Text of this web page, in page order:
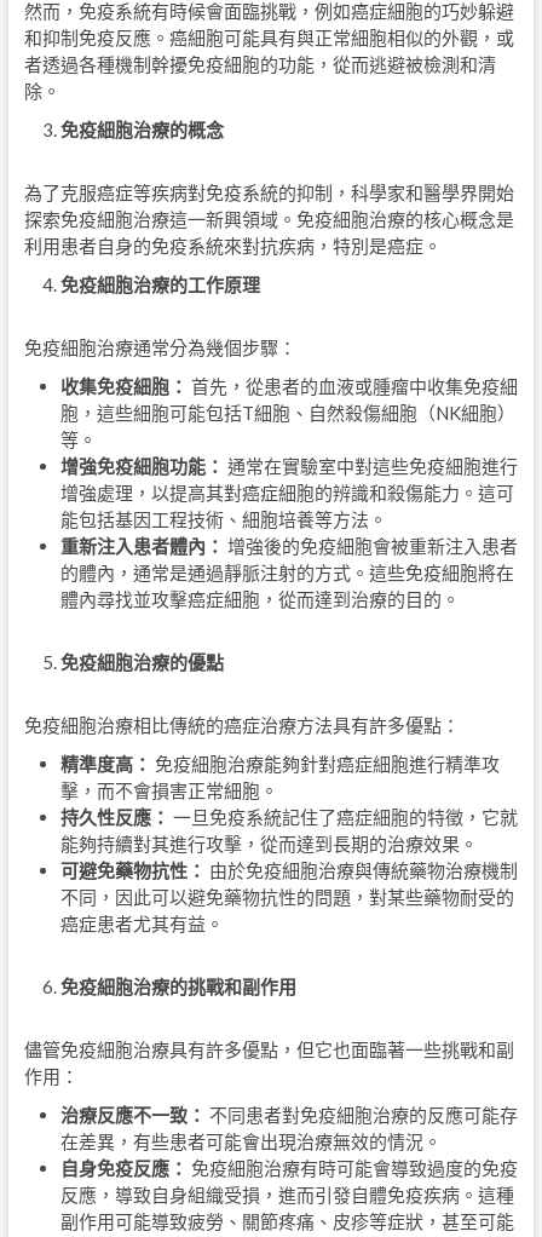
然而，免疫系統有時候會面臨挑戰，例如癌症細胞的巧妙躲避
和抑制免疫反應。癌細胞可能具有與正常細胞相似的外觀，或
者透過各種機制幹擾免疫細胞的功能，從而逃避被檢測和清
除。
免疫細胞治療的概念
為了克服癌症等疾病對免疫系統的抑制，科學家和醫學界開始
探索免疫細胞治療這一新興領域。免疫細胞治療的核心概念是
利用患者自身的免疫系統來對抗疾病，特別是癌症。
免疫細胞治療的工作原理
免疫細胞治療通常分為幾個步驟：
收集免疫細胞： 首先，從患者的血液或腫瘤中收集免疫細
胞，這些細胞可能包括T細胞、自然殺傷細胞（NK細胞）
等。
增強免疫細胞功能： 通常在實驗室中對這些免疫細胞進行
增強處理，以提高其對癌症細胞的辨識和殺傷能力。這可
能包括基因工程技術、細胞培養等方法。
重新注入患者體內： 增強後的免疫細胞會被重新注入患者
的體內，通常是通過靜脈注射的方式。這些免疫細胞將在
體內尋找並攻擊癌症細胞，從而達到治療的目的。
免疫細胞治療的優點
免疫細胞治療相比傳統的癌症治療方法具有許多優點：
精準度高： 免疫細胞治療能夠針對癌症細胞進行精準攻
擊，而不會損害正常細胞。
持久性反應： 一旦免疫系統記住了癌症細胞的特徵，它就
能夠持續對其進行攻擊，從而達到長期的治療效果。
可避免藥物抗性： 由於免疫細胞治療與傳統藥物治療機制
不同，因此可以避免藥物抗性的問題，對某些藥物耐受的
癌症患者尤其有益。
免疫細胞治療的挑戰和副作用
儘管免疫細胞治療具有許多優點，但它也面臨著一些挑戰和副
作用：
治療反應不一致： 不同患者對免疫細胞治療的反應可能存
在差異，有些患者可能會出現治療無效的情況。
自身免疫反應： 免疫細胞治療有時可能會導致過度的免疫
反應，導致自身組織受損，進而引發自體免疫疾病。這種
副作用可能導致疲勞、關節疼痛、皮疹等症狀，甚至可能